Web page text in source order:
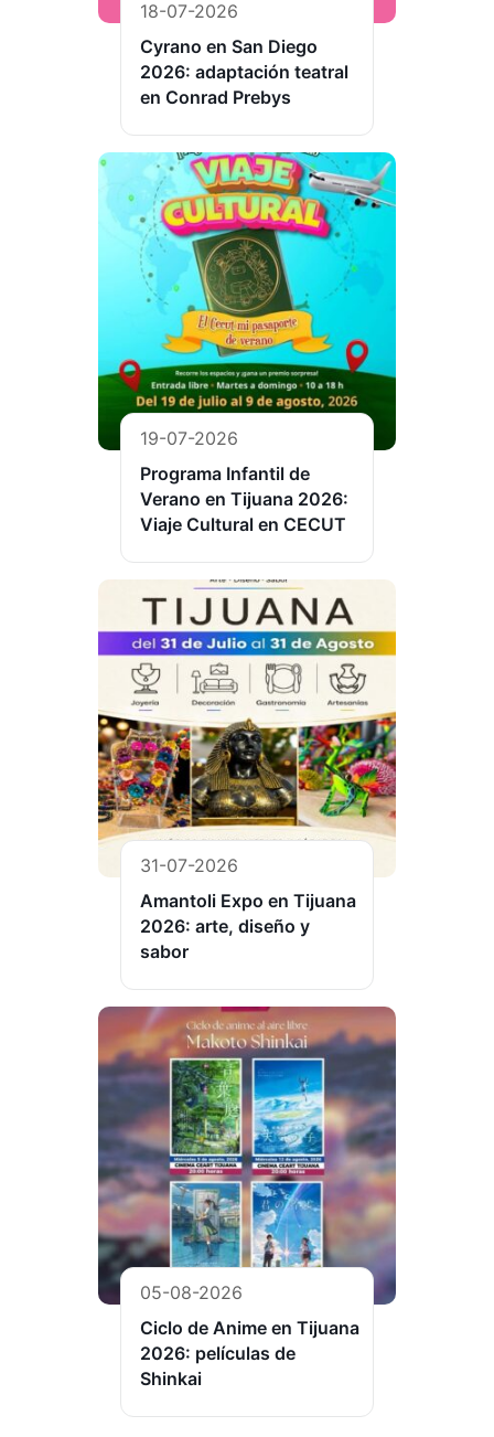
18-07-2026
Cyrano en San Diego
2026: adaptación teatral
en Conrad Prebys
19-07-2026
Programa Infantil de
Verano en Tijuana 2026:
Viaje Cultural en CECUT
31-07-2026
Amantoli Expo en Tijuana
2026: arte, diseño y
sabor
05-08-2026
Ciclo de Anime en Tijuana
2026: películas de
Shinkai